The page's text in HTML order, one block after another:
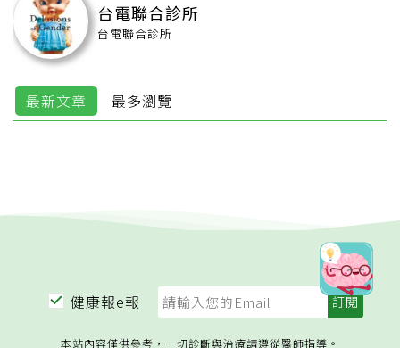
台電聯合診所
台電聯合診所
最新文章 最多瀏覽
健康報e報
本站內容僅供參考，一切診斷與治療請遵從醫師指導。